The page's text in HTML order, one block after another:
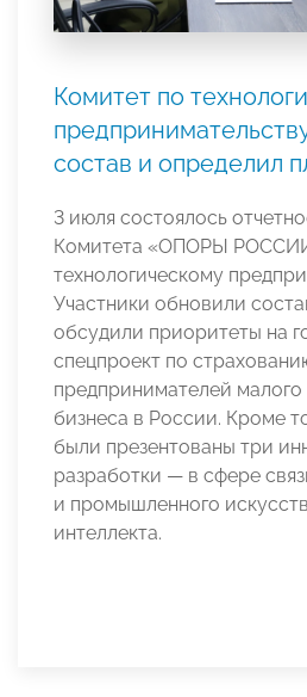
Комитет по
состав и определил
3 июля состоялось
Комитета «ОПОРЫ
технологическому
Участники обновили
обсудили приоритеты на
спецпроект по
предпринимателей малого
бизнеса в России. Кроме
были презентованы три
разработки — в сфере
и промышленного
интеллекта.